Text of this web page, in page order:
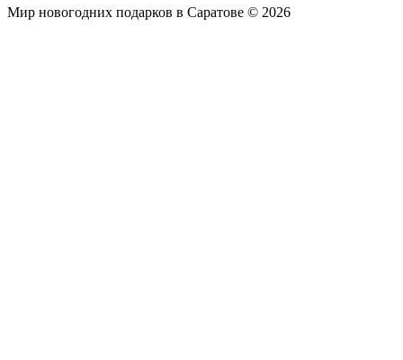
Мир новогодних подарков в Саратове © 2026